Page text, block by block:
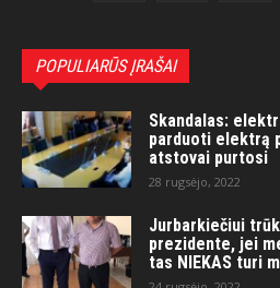
POPULIARŪS ĮRAŠAI
Skandalas:
parduoti elektrą
atstovai purtosi
28 rugsėjo, 2022
Jurbarkiečiui
prezidente, jei
tas NIEKAS turi